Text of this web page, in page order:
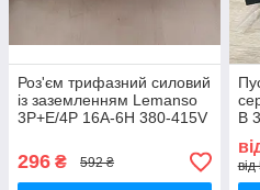
Роз'єм трифазний силовий
із заземленням Lemanso
3Р+Е/4Р 16А-6Н 380-415V
296 ₴ 592 ₴
В